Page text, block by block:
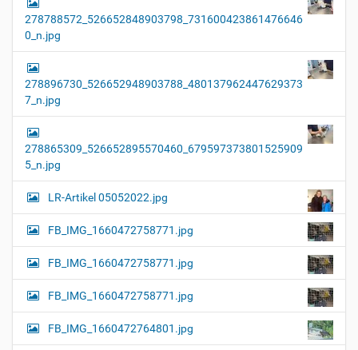
278788572_526652848903798_731600423861476646
0_n.jpg
278896730_526652948903788_480137962447629373
7_n.jpg
278865309_526652895570460_679597373801525909
5_n.jpg
LR-Artikel 05052022.jpg
FB_IMG_1660472758771.jpg
FB_IMG_1660472758771.jpg
FB_IMG_1660472758771.jpg
FB_IMG_1660472764801.jpg